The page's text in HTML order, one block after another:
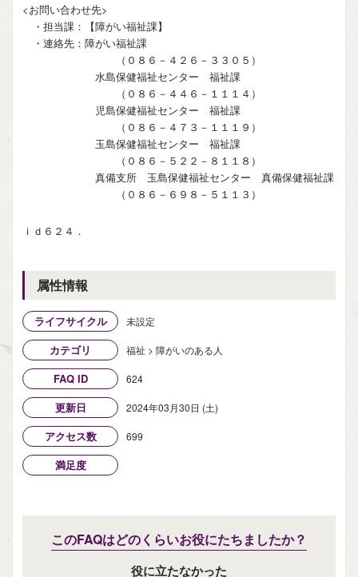
<お問い合わせ先>
・担当課：【障がい福祉課】
・連絡先：障がい福祉課
（０８６－４２６－３３０５）
水島保健福祉センター 福祉課
（０８６－４４６－１１１４）
児島保健福祉センター 福祉課
（０８６－４７３－１１１９）
玉島保健福祉センター 福祉課
（０８６－５２２－８１１８）
真備支所 玉島保健福祉センター 真備保健福祉課
（０８６－６９８－５１１３）
ｉｄ６２４．
属性情報
ライフサイクル 未設定
カテゴリ 福祉 > 障がいのある人
FAQ ID 624
更新日 2024年03月30日 (土)
アクセス数 699
満足度
このFAQはどのくらいお役にたちましたか？
役に立たなかった